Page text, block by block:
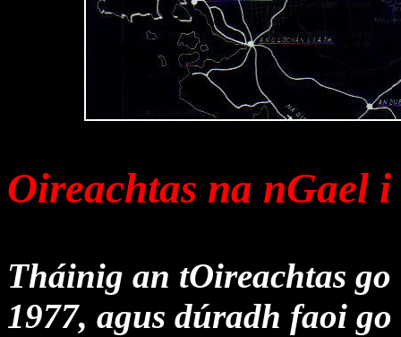
Oireachtas na nGael
Tháinig an tOireachtas
1977, agus dúradh faoi